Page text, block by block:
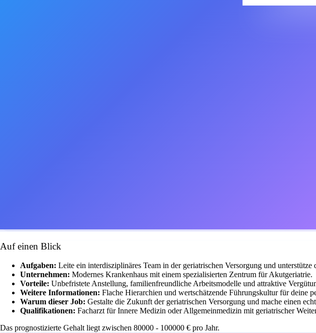
Auf einen Blick
Aufgaben: Leite ein interdisziplinäres Team in der geriatrischen Versorgung und unterstütze
Unternehmen: Modernes Krankenhaus mit einem spezialisierten Zentrum für Akutgeriatrie.
Vorteile: Unbefristete Anstellung, familienfreundliche Arbeitsmodelle und attraktive
Weitere Informationen: Flache Hierarchien und wertschätzende Führungskultur für deine
Warum dieser Job: Gestalte die Zukunft der geriatrischen Versorgung und mache einen
Qualifikationen: Facharzt für Innere Medizin oder Allgemeinmedizin mit geriatrischer
Das prognostizierte Gehalt liegt zwischen 80000 - 100000 € pro Jahr.